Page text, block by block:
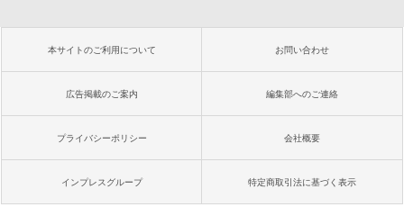
本サイトのご利用について お問い合わせ
広告掲載のご案内 編集部へのご連絡
プライバシーポリシー 会社概要
インプレスグループ 特定商取引法に基づく表示